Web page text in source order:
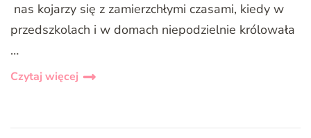
nas kojarzy się z zamierzchłymi czasami, kiedy w
przedszkolach i w domach niepodzielnie królowała
…
Czytaj więcej